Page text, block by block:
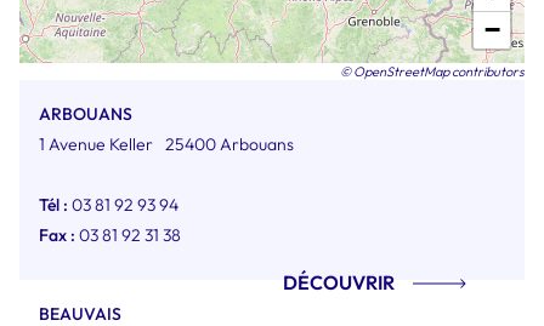
−
© OpenStreetMap contributors
ARBOUANS
1 Avenue Keller 25400 Arbouans
Tél : 03 81 92 93 94
Fax : 03 81 92 31 38
DÉCOUVRIR
BEAUVAIS